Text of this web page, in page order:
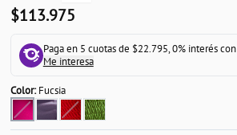
$113.975
Paga en 5 cuotas de $22.795, 0% interés con
Me interesa
Color:Fucsia